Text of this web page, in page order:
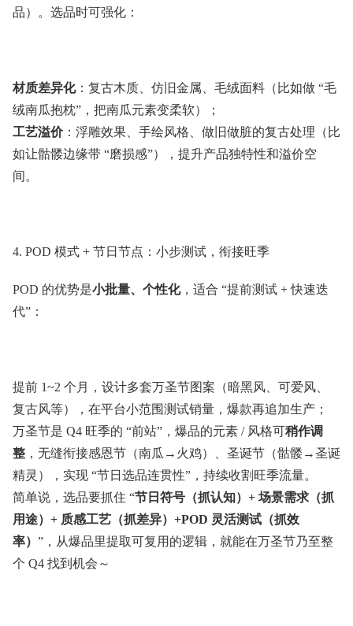
品）。选品时可强化：
材质差异化：复古木质、仿旧金属、毛绒面料（比如做 “毛
绒南瓜抱枕”，把南瓜元素变柔软）；
工艺溢价：浮雕效果、手绘风格、做旧做脏的复古处理（比
如让骷髅边缘带 “磨损感”），提升产品独特性和溢价空
间。
4. POD 模式 + 节日节点：小步测试，衔接旺季
POD 的优势是小批量、个性化，适合 “提前测试 + 快速迭
代”：
提前 1~2 个月，设计多套万圣节图案（暗黑风、可爱风、
复古风等），在平台小范围测试销量，爆款再追加生产；
万圣节是 Q4 旺季的 “前站”，爆品的元素 / 风格可稍作调
整 ，无缝衔接感恩节（南瓜→火鸡）、圣诞节（骷髅→圣诞
精灵），实现 “节日选品连贯性”，持续收割旺季流量。
简单说，选品要抓住 “节日符号（抓认知）+ 场景需求（抓
用途）+ 质感工艺（抓差异）+POD 灵活测试（抓效
率） ”，从爆品里提取可复用的逻辑，就能在万圣节乃至整
个 Q4 找到机会～